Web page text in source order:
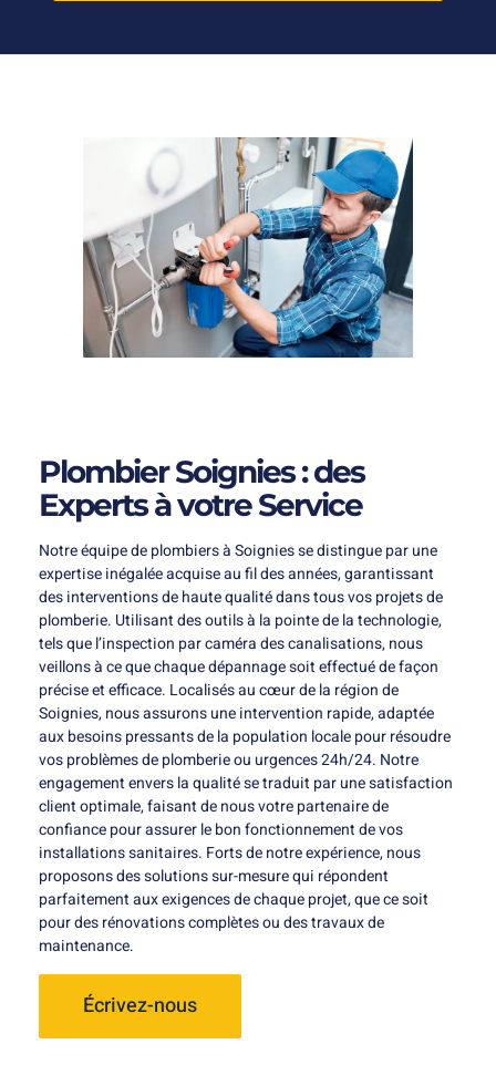
Plombier Soignies : des
Experts à votre Service
Notre équipe de plombiers à Soignies se distingue par une
expertise inégalée acquise au fil des années, garantissant
des interventions de haute qualité dans tous vos projets de
plomberie. Utilisant des outils à la pointe de la technologie,
tels que l’inspection par caméra des canalisations, nous
veillons à ce que chaque dépannage soit effectué de façon
précise et efficace. Localisés au cœur de la région de
Soignies, nous assurons une intervention rapide, adaptée
aux besoins pressants de la population locale pour résoudre
vos problèmes de plomberie ou urgences 24h/24. Notre
engagement envers la qualité se traduit par une satisfaction
client optimale, faisant de nous votre partenaire de
confiance pour assurer le bon fonctionnement de vos
installations sanitaires. Forts de notre expérience, nous
proposons des solutions sur-mesure qui répondent
parfaitement aux exigences de chaque projet, que ce soit
pour des rénovations complètes ou des travaux de
maintenance.
Écrivez-nous